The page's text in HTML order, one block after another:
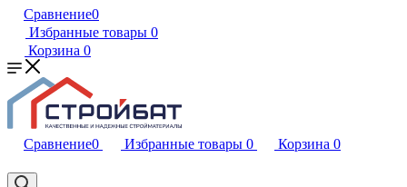
Сравнение0
Избранные товары 0
Корзина 0
Сравнение0 Избранные товары 0 Корзина 0